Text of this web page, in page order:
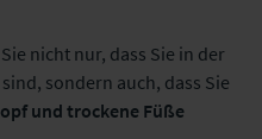
nicht nur, dass Sie in der
sondern auch, dass Sie
und trockene Füße